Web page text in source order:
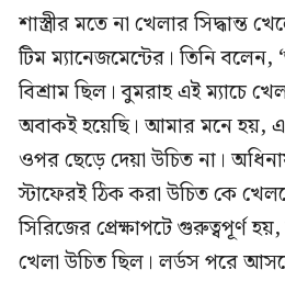
শাস্ত্রীর মতে না খেলার সিদ্ধান্ত
টিম ম্যানেজমেন্টের। তিনি বলেন,
বিশ্রাম ছিল। বুমরাহ এই ম্যাচে
অবাকই হয়েছি। আমার মনে হয়, এ
ওপর ছেড়ে দেয়া উচিত না।
স্টাফেরই ঠিক করা উচিত কে
সিরিজের প্রেক্ষাপটে গুরুত্বপূর্ণ
খেলা উচিত ছিল। লর্ডস পরে